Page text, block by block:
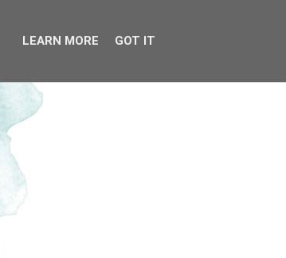
LEARN MORE GOT IT